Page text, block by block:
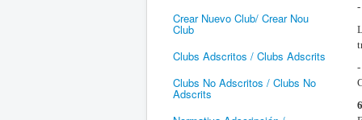
Crear Nuevo Club/ Crear Nou
Club
Clubs Adscritos / Clubs Adscrits
Clubs No Adscritos / Clubs No
Adscrits